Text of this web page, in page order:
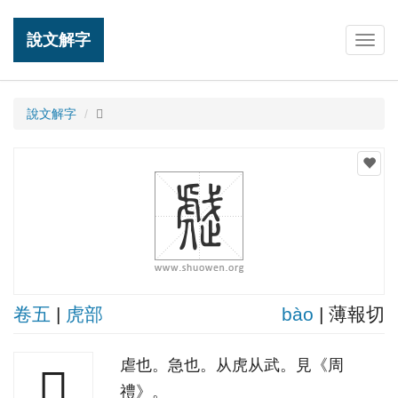
說文解字
說文解字 𧇒
卷五 | 虎部 bào | 薄報切
虐也。急也。从虎从武。見《周
禮》。